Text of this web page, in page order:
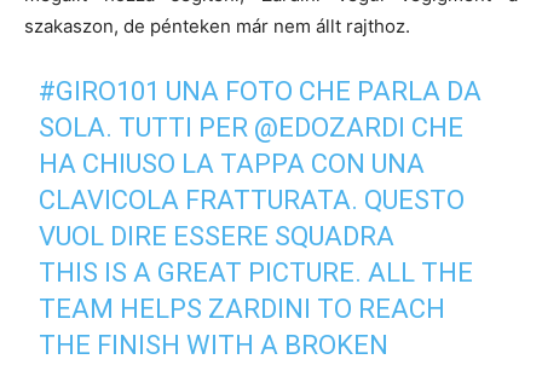
szakaszon, de pénteken már nem állt rajthoz.
#GIRO101 UNA FOTO CHE PARLA DA
SOLA. TUTTI PER @EDOZARDI CHE
HA CHIUSO LA TAPPA CON UNA
CLAVICOLA FRATTURATA. QUESTO
VUOL DIRE ESSERE SQUADRA
THIS IS A GREAT PICTURE. ALL THE
TEAM HELPS ZARDINI TO REACH
THE FINISH WITH A BROKEN